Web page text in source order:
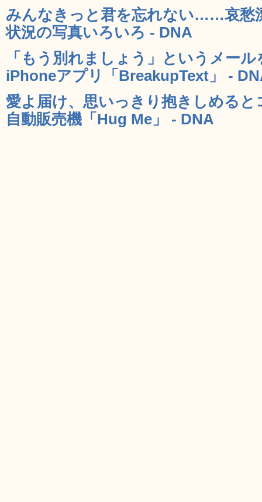
みんなきっと君を忘れない……哀愁
状況の写真いろいろ - DNA
「もう別れましょう」というメー
iPhoneアプリ「BreakupText」 -
愛よ届け、思いっきり抱きしめる
自動販売機「Hug Me」 - DNA